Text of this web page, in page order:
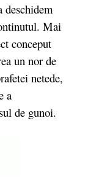
deschidem
Mai
conceput
un nor de
netede,
a
de gunoi.